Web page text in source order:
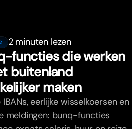
2 minuten lezen
functies die werken
buitenland
maken
IBANs, eerlijke wisselkoersen en
meldingen: bunq-functies